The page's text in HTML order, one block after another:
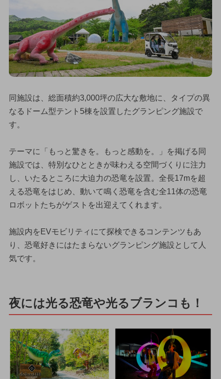
同施設は、総面積約3,000坪の広大な敷地に、タイプの異
なるドーム型テント5棟を設置したグランピング施設で
す。
テーマに「もっと驚きを。もっと感動を。」を掲げる同
施設では、特別なひとときが味わえる空間づくりに注力
し、いたるところに大迫力の恐竜を設置。全長17mを超
える恐竜をはじめ、動いて鳴く恐竜を含む全11体の恐竜
ロボットたちがゲストを出迎えてくれます。
施設内をEVモビリティにて探検できるコンテンツもあ
り、恐竜好きにはたまらないグランピング施設として人
気です。
夜には光る恐竜や光るブランコも！